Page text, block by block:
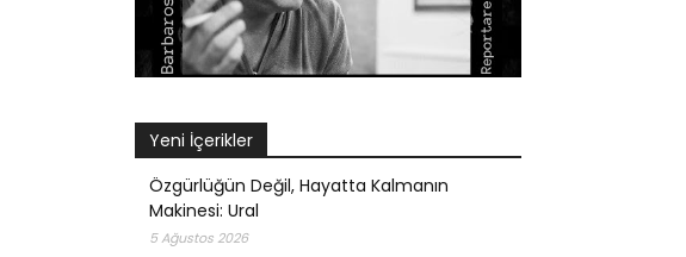
Yeni İçerikler
Özgürlüğün Değil, Hayatta Kalmanın
Makinesi: Ural
5 Ağustos 2026